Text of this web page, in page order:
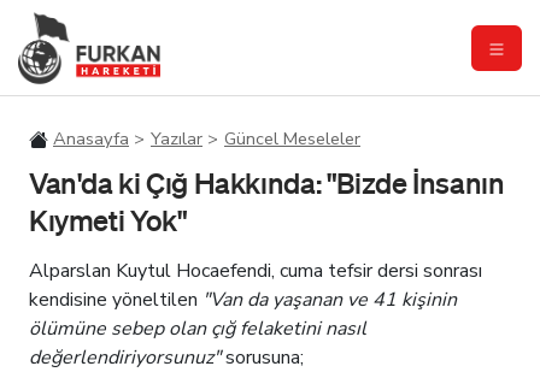
Anasayfa Yazılar Güncel Meseleler
Van'da ki Çığ Hakkında: "Bizde İnsanın
Kıymeti Yok"
Alparslan Kuytul Hocaefendi, cuma tefsir dersi sonrası
kendisine yöneltilen "Van da yaşanan ve 41 kişinin
ölümüne sebep olan çığ felaketini nasıl
değerlendiriyorsunuz"sorusuna;